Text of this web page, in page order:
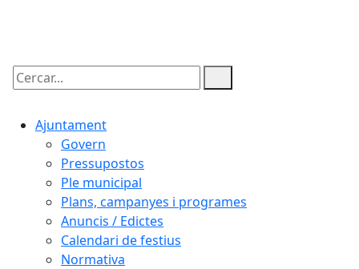
Cercar:
Ajuntament
Govern
Pressupostos
Ple municipal
Plans, campanyes i programes
Anuncis / Edictes
Calendari de festius
Normativa